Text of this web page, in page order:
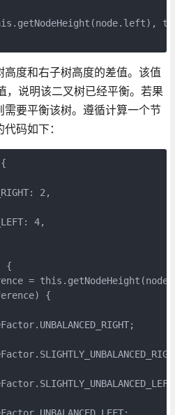
高度和右子树高度的差值。该值
，说明该二叉树已经平衡。若果
要平衡该树。遵循计算一个节
码如下：
2,
4,
{
=
{